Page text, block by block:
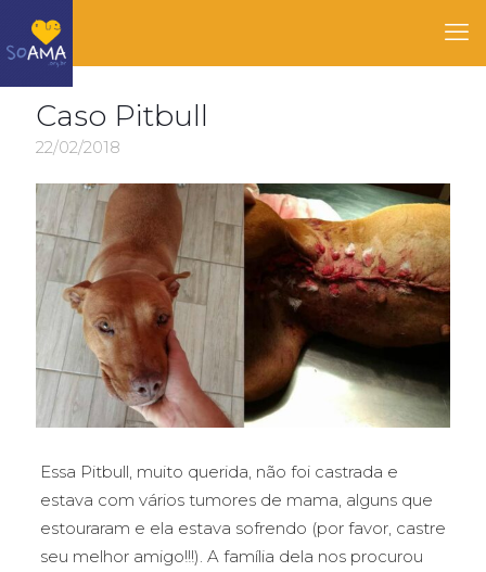
Caso Pitbull
22/02/2018
Essa Pitbull, muito querida, não foi castrada e
estava com vários tumores de mama, alguns que
estouraram e ela estava sofrendo (por favor, castre
seu melhor amigo!!!). A família dela nos procurou